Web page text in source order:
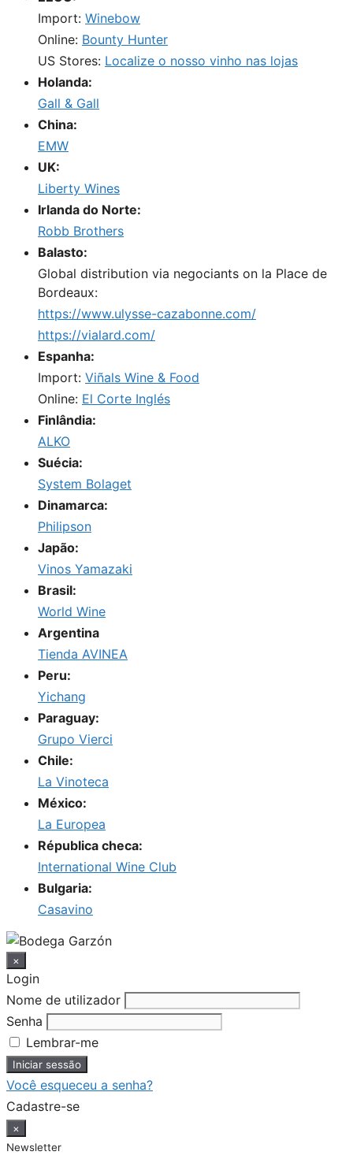
Import: Winebow
Online: Bounty Hunter
US Stores: Localize o nosso vinho nas lojas
Holanda:
Gall & Gall
China:
EMW
UK:
Liberty Wines
Irlanda do Norte:
Robb Brothers
Balasto:
Global distribution via negociants on la Place de
Bordeaux:
https://www.ulysse-cazabonne.com/
https://vialard.com/
Espanha:
Import: Viñals Wine & Food
Online: El Corte Inglés
Finlândia:
ALKO
Suécia:
System Bolaget
Dinamarca:
Philipson
Japão:
Vinos Yamazaki
Brasil:
World Wine
Argentina
Tienda AVINEA
Peru:
Yichang
Paraguay:
Grupo Vierci
Chile:
La Vinoteca
México:
La Europea
Républica checa:
International Wine Club
Bulgaria:
Casavino
×
Login
Nome de utilizador
Senha
Lembrar-me
Você esqueceu a senha?
Cadastre-se
×
Newsletter